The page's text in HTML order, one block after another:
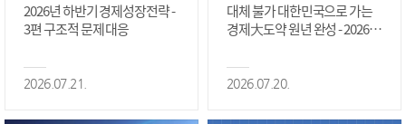
2026년 하반기 경제성장전략 -
3편 구조적 문제 대응
2026.07.21.
대체 불가 대한민국으로 가는
경제大도약 원년 완성 - 2026 하
정상화 #2편
2026.07.20.